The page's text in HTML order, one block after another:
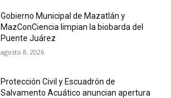
Gobierno Municipal de Mazatlán y
MazConCiencia limpian la biobarda del
Puente Juárez
agosto 8, 2026
Protección Civil y Escuadrón de
Salvamento Acuático anuncian apertura